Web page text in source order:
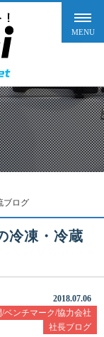
ブログ
冷凍・冷蔵
2018.07.06
ベンチマーク/協力会社
社長ブログ